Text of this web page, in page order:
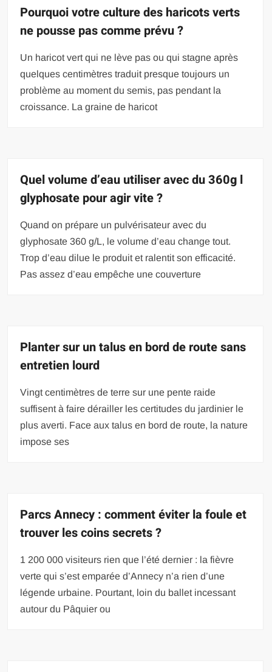
Pourquoi votre culture des haricots verts
ne pousse pas comme prévu ?
Un haricot vert qui ne lève pas ou qui stagne après
quelques centimètres traduit presque toujours un
problème au moment du semis, pas pendant la
croissance. La graine de haricot
Quel volume d’eau utiliser avec du 360g l
glyphosate pour agir vite ?
Quand on prépare un pulvérisateur avec du
glyphosate 360 g/L, le volume d’eau change tout.
Trop d’eau dilue le produit et ralentit son efficacité.
Pas assez d’eau empêche une couverture
Planter sur un talus en bord de route sans
entretien lourd
Vingt centimètres de terre sur une pente raide
suffisent à faire dérailler les certitudes du jardinier le
plus averti. Face aux talus en bord de route, la nature
impose ses
Parcs Annecy : comment éviter la foule et
trouver les coins secrets ?
1 200 000 visiteurs rien que l’été dernier : la fièvre
verte qui s’est emparée d’Annecy n’a rien d’une
légende urbaine. Pourtant, loin du ballet incessant
autour du Pâquier ou